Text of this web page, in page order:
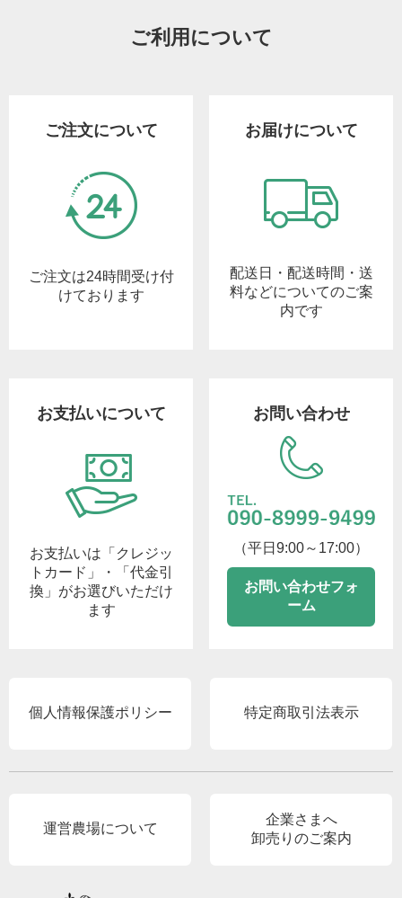
ご利用について
ご注文について
ご注文は24時間受け付
けております
お届けについて
配送日・配送時間・送
料などについてのご案
内です
お支払いについて
お支払いは「クレジッ
トカード」・「代金引
換」がお選びいただけ
ます
お問い合わせ
（平日9:00～17:00）
お問い合わせフォ
ーム
個人情報保護ポリシー 特定商取引法表示
運営農場について
企業さまへ
卸売りのご案内